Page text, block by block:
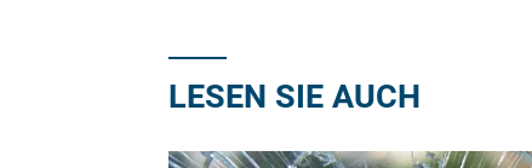
LESEN SIE AUCH